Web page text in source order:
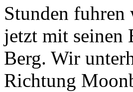
Stunden
jetzt mit seinen
Berg. Wir
Richtung